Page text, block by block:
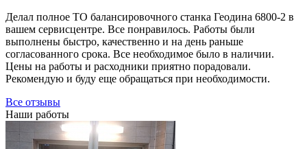
Делал полное ТО балансировочного станка Геодина 6800-2 в
вашем сервисцентре. Все понравилось. Работы были
выполнены быстро, качественно и на день раньше
согласованного срока. Все необходимое было в наличии.
Цены на работы и расходники приятно порадовали.
Рекомендую и буду еще обращаться при необходимости.
Все отзывы
Наши работы